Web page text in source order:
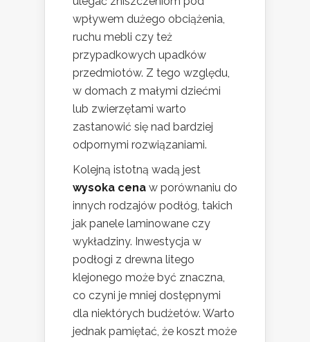
wpływem dużego obciążenia,
ruchu mebli czy też
przypadkowych upadków
przedmiotów. Z tego względu,
w domach z małymi dziećmi
lub zwierzętami warto
zastanowić się nad bardziej
odpornymi rozwiązaniami.
Kolejną istotną wadą jest
wysoka cena w porównaniu do
innych rodzajów podłóg, takich
jak panele laminowane czy
wykładziny. Inwestycja w
podłogi z drewna litego
klejonego może być znaczna,
co czyni je mniej dostępnymi
dla niektórych budżetów. Warto
jednak pamiętać, że koszt może